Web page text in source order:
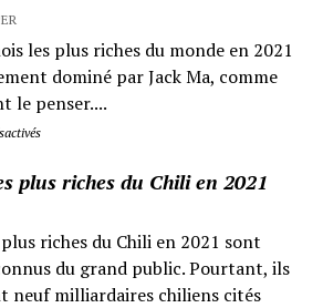
les plus riches du monde en 2021
dominé par Jack Ma, comme
le penser....
plus riches du Chili en 2021
riches du Chili en 2021 sont
du grand public. Pourtant, ils
neuf milliardaires chiliens cités